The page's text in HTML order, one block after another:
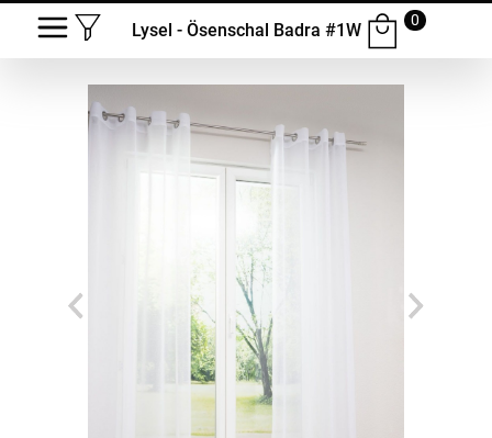
Lysel - Ösenschal Badra #1W
0